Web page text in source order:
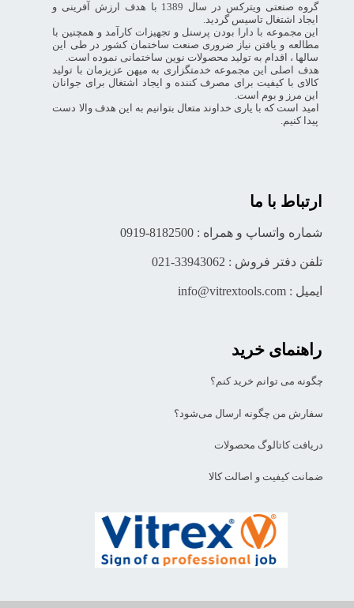
گروه صنعتی ویترکس در سال 1389 با هدف ارزش آفرینی و
ایجاد اشتغال تاسیس گردید.
این مجموعه با دارا بودن پرسنل و تجهیزات کارآمد و همچنین با
مطالعه و یافتن نیاز ضروری صنعت ساختمان کشور در طی این
سالها ، اقدام به تولید محصولات نوین ساختمانی نموده است.
هدف اصلی این مجموعه خدمتگزاری به میهن عزیزمان با تولید
کالای با کیفیت برای مصرف کننده و ایجاد اشتغال برای جوانان
این مرز و بوم است.
امید است که با یاری خداوند متعال بتوانیم به این هدف والا دست
پیدا کنیم.
راهنمای خرید
چگونه می توانم خرید کنم؟
سفارش من چگونه ارسال می‌شود؟
دریافت کاتالوگ محصولات
ضمانت کیفیت و اصالت کالا
ارتباط با ما
شماره واتساپ و همراه : 8182500-0919
تلفن دفتر فروش : 33943062-021
ایمیل : info@vitrextools.com